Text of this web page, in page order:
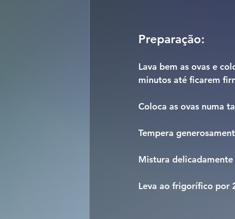
Preparação:
Lava bem as ovas e
minutos até ficarem
Coloca as ovas numa
Tempera
Mistura delicadamente
Leva ao frigorífico por